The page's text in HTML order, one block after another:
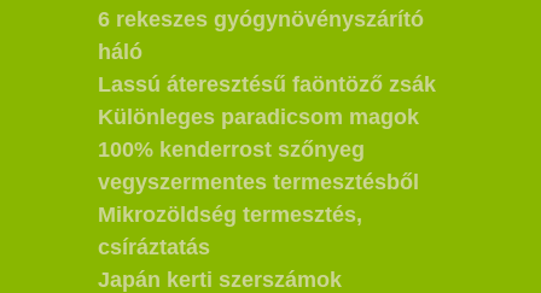
6 rekeszes gyógynövényszárító
háló
Lassú áteresztésű faöntöző zsák
Különleges paradicsom magok
100% kenderrost szőnyeg
vegyszermentes termesztésből
Mikrozöldség termesztés,
csíráztatás
Japán kerti szerszámok